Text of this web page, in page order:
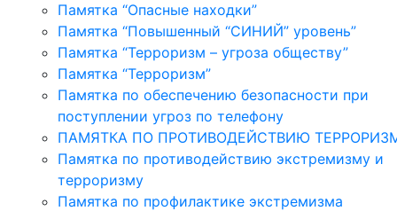
Памятка “Опасные находки”
Памятка “Повышенный “СИНИЙ” уровень”
Памятка “Терроризм – угроза обществу”
Памятка “Терроризм”
Памятка по обеспечению безопасности при
поступлении угроз по телефону
ПАМЯТКА ПО ПРОТИВОДЕЙСТВИЮ
Памятка по противодействию экстремизму и
терроризму
Памятка по профилактике экстремизма